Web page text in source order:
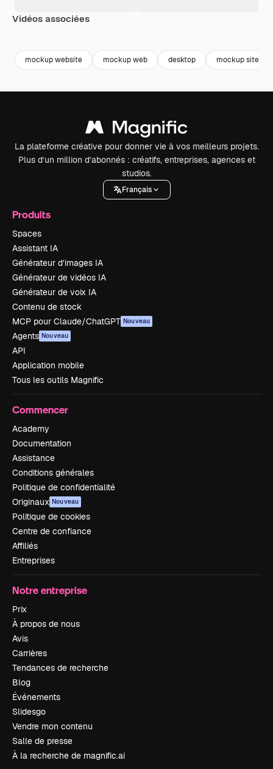
Vidéos associées
mockup website mockup web desktop mockup site
La plateforme créative pour donner vie à vos meilleurs projets.
Plus d’un million d’abonnés : créatifs, entreprises, agences et
studios.
Français
Produits
Spaces
Assistant IA
Générateur d’images IA
Générateur de vidéos IA
Générateur de voix IA
Contenu de stock
MCP pour Claude/ChatGPT Nouveau
Agents Nouveau
API
Application mobile
Tous les outils Magnific
Commencer
Academy
Documentation
Assistance
Conditions générales
Politique de confidentialité
Originaux Nouveau
Politique de cookies
Centre de confiance
Affiliés
Entreprises
Notre entreprise
Prix
À propos de nous
Avis
Carrières
Tendances de recherche
Blog
Événements
Slidesgo
Vendre mon contenu
Salle de presse
À la recherche de magnific.ai